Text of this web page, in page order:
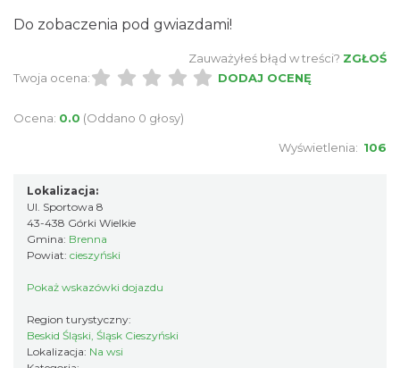
5.82 km
Święto Zielin - Koncert zespołu "Trzy
Struny"
Brenna
6.48 km
Do zobaczenia pod gwiazdami!
Zauważyłeś błąd w treści? ZGŁOŚ
Twoja ocena:
DODAJ OCENĘ
Ocena: 0.0 (Oddano 0 głosy)
Wyświetlenia: 106
Lokalizacja:
Ul. Sportowa 8
43-438 Górki Wielkie
Gmina: Brenna
Powiat: cieszyński
Pokaż wskazówki dojazdu
Region turystyczny:
Beskid Śląski, Śląsk Cieszyński
Lokalizacja: Na wsi